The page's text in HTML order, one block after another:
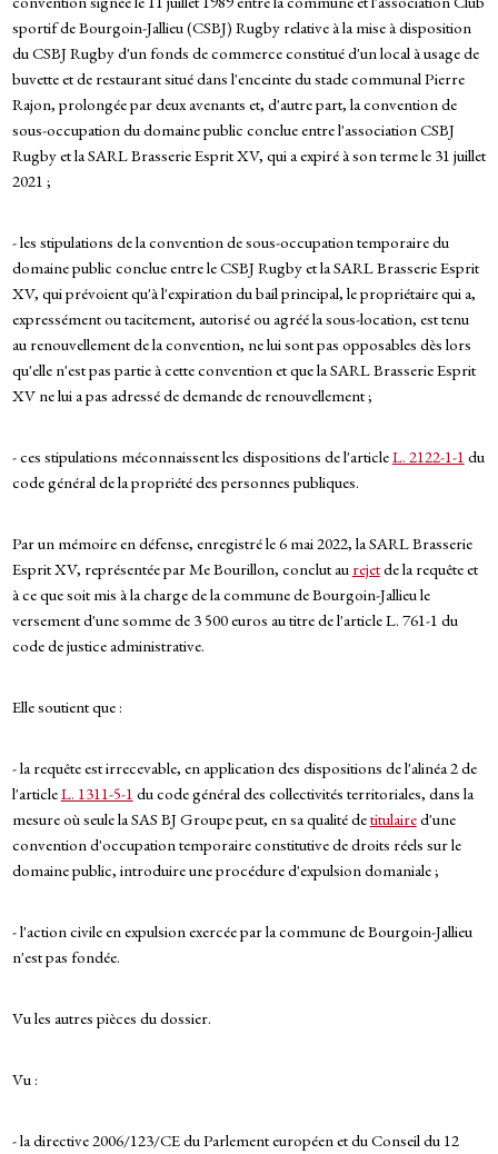
sportif de Bourgoin-Jallieu (CSBJ) Rugby relative à la mise à disposition
du CSBJ Rugby d'un fonds de commerce constitué d'un local à usage de
buvette et de restaurant situé dans l'enceinte du stade communal Pierre
Rajon, prolongée par deux avenants et, d'autre part, la convention de
sous-occupation du domaine public conclue entre l'association CSBJ
Rugby et la SARL Brasserie Esprit XV, qui a expiré à son terme le 31 juillet
2021 ;
- les stipulations de la convention de sous-occupation temporaire du
domaine public conclue entre le CSBJ Rugby et la SARL Brasserie Esprit
XV, qui prévoient qu'à l'expiration du bail principal, le propriétaire qui a,
expressément ou tacitement, autorisé ou agréé la sous-location, est tenu
au renouvellement de la convention, ne lui sont pas opposables dès lors
qu'elle n'est pas partie à cette convention et que la SARL Brasserie Esprit
XV ne lui a pas adressé de demande de renouvellement ;
- ces stipulations méconnaissent les dispositions de l'articleL. 2122-1-1 du
code général de la propriété des personnes publiques.
Par un mémoire en défense, enregistré le 6 mai 2022, la SARL Brasserie
Esprit XV, représentée par Me Bourillon, conclut au rejetde la requête et
à ce que soit mis à la charge de la commune de Bourgoin-Jallieu le
versement d'une somme de 3 500 euros au titre de l'article L. 761-1 du
code de justice administrative.
Elle soutient que :
- la requête est irrecevable, en application des dispositions de l'alinéa 2 de
l'articleL. 1311-5-1 du code général des collectivités territoriales, dans la
mesure où seule la SAS BJ Groupe peut, en sa qualité detitulaired'une
convention d'occupation temporaire constitutive de droits réels sur le
domaine public, introduire une procédure d'expulsion domaniale ;
- l'action civile en expulsion exercée par la commune de Bourgoin-Jallieu
n'est pas fondée.
Vu les autres pièces du dossier.
Vu :
- la directive 2006/123/CE du Parlement européen et du Conseil du 12